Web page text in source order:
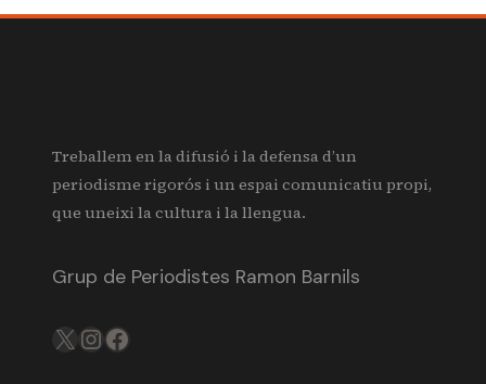
Treballem en la difusió i la defensa d’un
periodisme rigorós i un espai comunicatiu propi,
que uneixi la cultura i la llengua.
Grup de Periodistes Ramon Barnils
X IGFB